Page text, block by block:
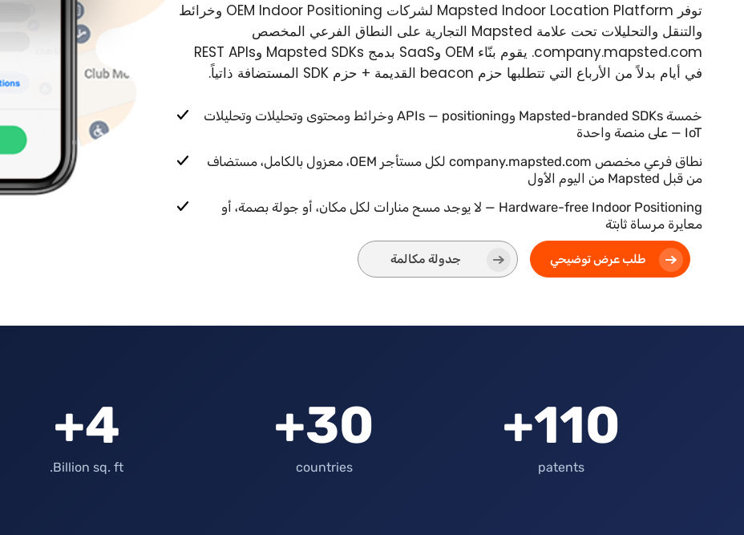
توفر Mapsted Indoor Location Platform لشركات OEM Indoor Positioning وخرائط
والتنقل والتحليلات تحت علامة Mapsted التجارية على النطاق الفرعي المخصص
company.mapsted.com. يقوم بنّاء OEM وSaaS بدمج Mapsted SDKs وREST APIs
في أيام بدلاً من الأرباع التي تتطلبها حزم beacon القديمة + حزم SDK المستضافة ذاتياً.
خمسة Mapsted-branded SDKs وAPIs — positioning وخرائط ومحتوى وتحليلات وتحليلات
IoT — على منصة واحدة
نطاق فرعي مخصص company.mapsted.com لكل مستأجر OEM، معزول بالكامل، مستضاف
من قبل Mapsted من اليوم الأول
Hardware-free Indoor Positioning — لا يوجد مسح منارات لكل مكان، أو جولة بصمة، أو
معايرة مرساة ثابتة
طلب عرض توضيحي جدولة مكالمة
110+
patents
30+
countries
4+
Billion sq. ft.